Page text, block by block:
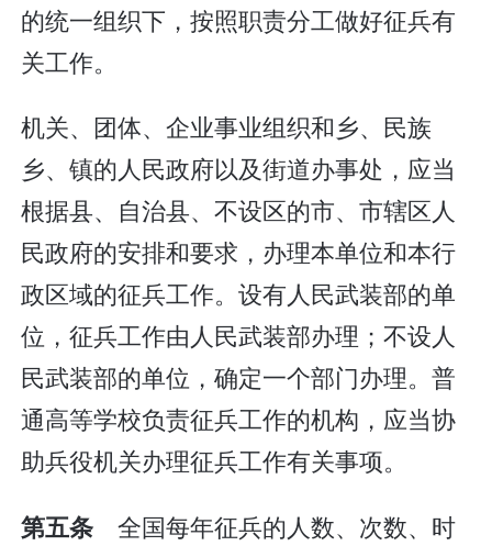
的统一组织下，按照职责分工做好征兵有
关工作。
机关、团体、企业事业组织和乡、民族
乡、镇的人民政府以及街道办事处，应当
根据县、自治县、不设区的市、市辖区人
民政府的安排和要求，办理本单位和本行
政区域的征兵工作。设有人民武装部的单
位，征兵工作由人民武装部办理；不设人
民武装部的单位，确定一个部门办理。普
通高等学校负责征兵工作的机构，应当协
助兵役机关办理征兵工作有关事项。
第五条 全国每年征兵的人数、次数、时